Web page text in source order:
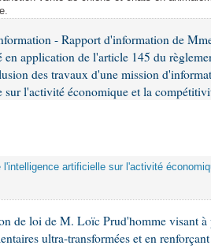
- Rapport d'information de
application de l'article 145 du
des travaux d'une mission
l'activité économique et la
artificielle sur l'activité
de loi de M. Loïc Prud'homme visant
ultra-transformées et en